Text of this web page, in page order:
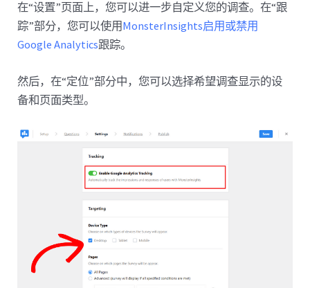
在“设置”页面上，您可以进一步自定义您的调查。在“跟
踪”部分，您可以使用MonsterInsights启用或禁用
Google Analytics跟踪。
然后，在“定位”部分中，您可以选择希望调查显示的设
备和页面类型。